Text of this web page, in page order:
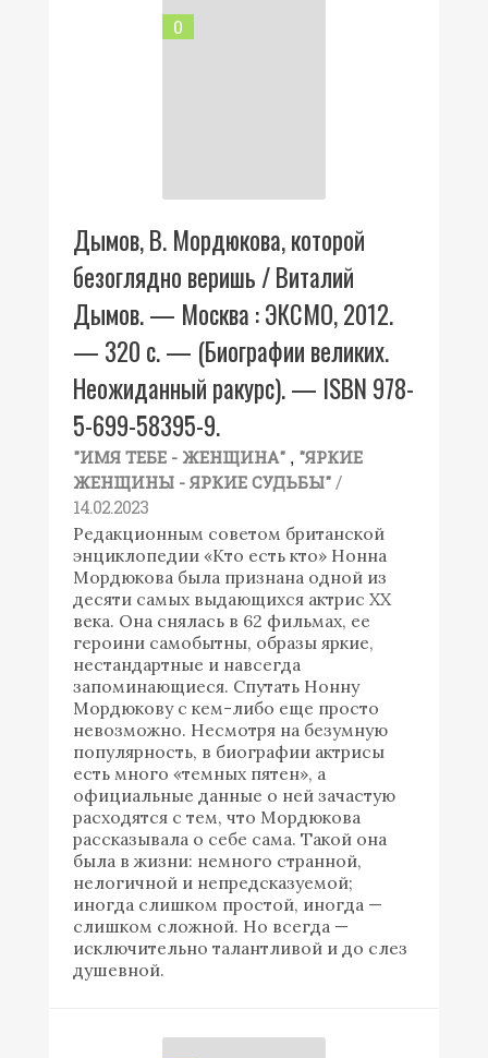
0
Дымов, В. Мордюкова, которой
безоглядно веришь / Виталий
Дымов. — Москва : ЭКСМО, 2012.
— 320 с. — (Биографии великих.
Неожиданный ракурс). — ISBN 978-
5-699-58395-9.
"ИМЯ ТЕБЕ - ЖЕНЩИНА" , "ЯРКИЕ
ЖЕНЩИНЫ - ЯРКИЕ СУДЬБЫ" /
14.02.2023
Редакционным советом британской
энциклопедии «Кто есть кто» Нонна
Мордюкова была признана одной из
десяти самых выдающихся актрис ХХ
века. Она снялась в 62 фильмах, ее
героини самобытны, образы яркие,
нестандартные и навсегда
запоминающиеся. Спутать Нонну
Мордюкову с кем-либо еще просто
невозможно. Несмотря на безумную
популярность, в биографии актрисы
есть много «темных пятен», а
официальные данные о ней зачастую
расходятся с тем, что Мордюкова
рассказывала о себе сама. Такой она
была в жизни: немного странной,
нелогичной и непредсказуемой;
иногда слишком простой, иногда —
слишком сложной. Но всегда —
исключительно талантливой и до слез
душевной.